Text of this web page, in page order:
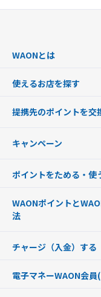
WAONとは
WAONを申込む
インターネット上でのお
使えるお店を探す
店舗検索
イオン銀行ATM設置場所
提携先のポイントを交
キャンペーン
ポイントをためる・使
ポイントの有効期限につ
WAONポイントと
法
チャージ（入金）する
現金でチャージする
電子マネーWAON会員